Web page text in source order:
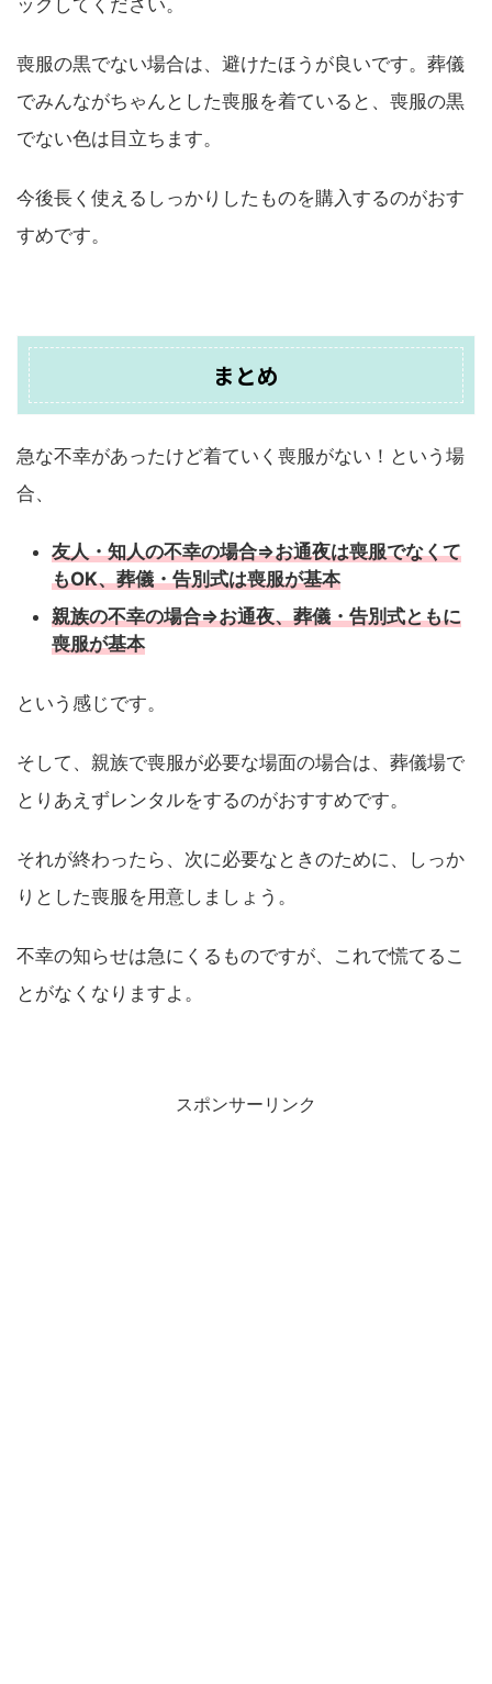
喪服の黒でない場合は、避けたほうが良いです。葬儀
でみんながちゃんとした喪服を着ていると、喪服の黒
でない色は目立ちます。
今後長く使えるしっかりしたものを購入するのがおす
すめです。
まとめ
急な不幸があったけど着ていく喪服がない！という場
合、
友人・知人の不幸の場合⇒お通夜は喪服でなくて
もOK、葬儀・告別式は喪服が基本
親族の不幸の場合⇒お通夜、葬儀・告別式ともに
喪服が基本
という感じです。
そして、親族で喪服が必要な場面の場合は、葬儀場で
とりあえずレンタルをするのがおすすめです。
それが終わったら、次に必要なときのために、しっか
りとした喪服を用意しましょう。
不幸の知らせは急にくるものですが、これで慌てるこ
とがなくなりますよ。
スポンサーリンク